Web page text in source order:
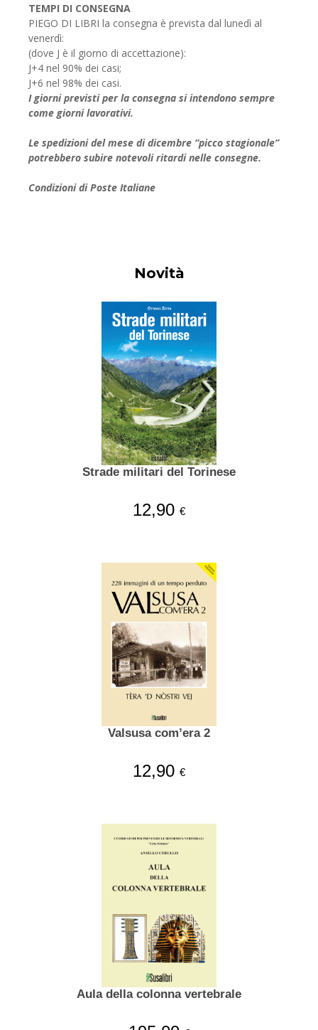
TEMPI DI CONSEGNA
PIEGO DI LIBRI la consegna è prevista dal lunedì al
venerdì:
(dove J è il giorno di accettazione):
J+4 nel 90% dei casi;
J+6 nel 98% dei casi.
I giorni previsti per la consegna si intendono sempre
come giorni lavorativi.
Le spedizioni del mese di dicembre “picco stagionale”
potrebbero subire notevoli ritardi nelle consegne.
Condizioni di Poste Italiane
Novità
Strade militari del Torinese
12,90 €
Valsusa com’era 2
12,90 €
Aula della colonna vertebrale